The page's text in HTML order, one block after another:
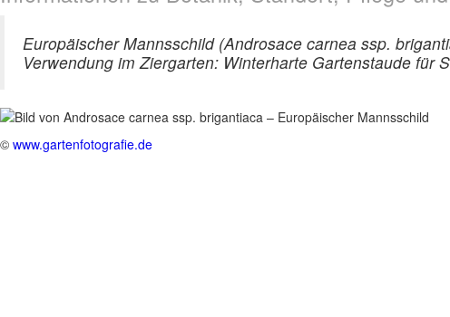
Europäischer Mannsschild (Androsace carnea ssp.
Verwendung im Ziergarten: Winterharte Gartenstaude für
© www.gartenfotografie.de